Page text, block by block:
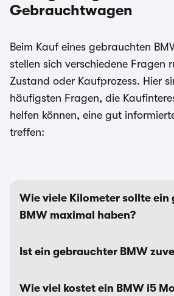
Gebrauchtwagen
Beim Kauf eines gebrauchten
stellen sich verschiedene Fragen
Zustand oder Kaufprozess. Hier
häufigsten Fragen, die
helfen können, eine gut
treffen:
Wie viele Kilometer sollte ein
BMW maximal haben?
Ist ein gebrauchter BMW
Wie viel kostet ein BMW i5